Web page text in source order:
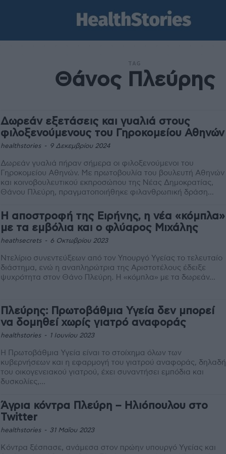
TAG
Θάνος Πλεύρης
Δωρεάν εξετάσεις και γυαλιά στους
φιλοξενούμενους του Γηροκομείου Αθηνών
healthstories - 9 Δεκεμβρίου 2024
Δωρεάν γυαλιά πήραν σήμερα οι φιλοξενούμενοι του
Γηροκομείου Αθηνών. Με πρωτοβουλία του βουλευτή Αθηνών
και κοινοβουλευτικού εκπροσώπου της Νέας Δημοκρατίας,
Θάνου Πλεύρη, πραγματοποιήθηκε φιλανθρωπική δράση...
Η αποστροφή της Ειρήνης, η νέα «κόμπλα»
με τα εμβόλια και ο φλύαρος Μιχάλης
heathsecrets - 6 Οκτωβρίου 2023
Ντελίριο συνεντεύξεων από τον Υπουργό Υγείας το τελευταίο
διάστημα, ενώ η αναπληρώτρια της Αριστοτέλους έδειξε
ψυχρότητα στον Θάνο Πλεύρη. Η «κόμπλα» με τα δωρεάν...
Πλεύρης: Πρωτοβάθμια Υγεία δεν μπορεί
να δομηθεί χωρίς γιατρό αναφοράς
healthstories - 1 Ιουνίου 2023
Η Πρωτοβάθμια Υγεία είναι το στοίχημα όλων των
κυβερνήσεων και η εφαρμογή του γιατρού αναφοράς, δηλαδή
του οικογενειακού γιατρού, έχει συναντήσει εμπόδια και
δυσκολίες,...
Άγρια κόντρα Πλεύρη – Ηλιόπουλου στο
Twitter
healthstories - 31 Μαΐου 2023
Κόντρα ξέσπασε, ανάμεσα στον πρώην υπουργό Υγείας και